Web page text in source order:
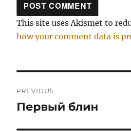
This site uses Akismet to
how your comment data is
navigation
PREVIOUS
Previous
Первый блин